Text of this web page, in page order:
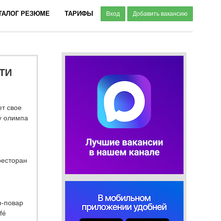
РЕЗЮМЕ ТАРИФЫ Вход Добавить вакансию
свое
олимпа
повар